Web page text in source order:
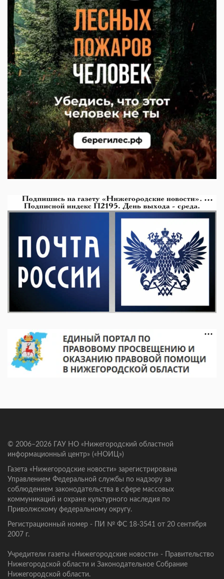
© 2006–2026 ГАУ НО «Нижегородский областной
информационный центр» («НОИЦ»)
Газета «Нижегородские новости» зарегистрирована
Управлением Федеральной службы по надзору за
соблюдением законодательства в сфере массовых
коммуникаций и охране культурного наследия по
Приволжскому федеральному округу.
Регистрационный номер - ПИ № ФС 18-3541 от 20 сентября
2007 г.
Учредители газеты «Нижегородские новости» - Правительство
Нижегородской области и Законодательное Собрание
Нижегородской области.